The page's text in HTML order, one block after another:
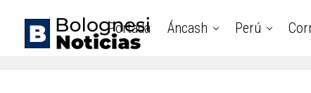
Portada Áncash Perú